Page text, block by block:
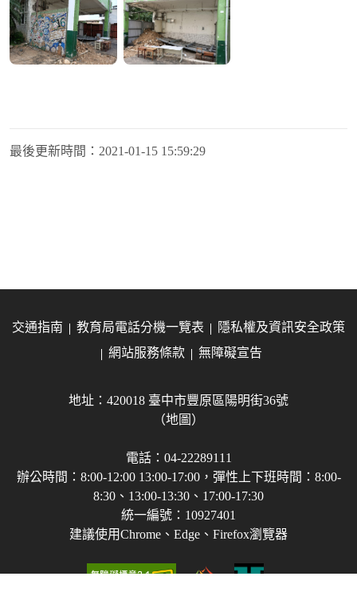
最後更新時間： 2021-01-15 15:59:29
交通指南 教育局電話分機一覽表
隱私權及資訊安全政策
網站服務條款
無障礙宣告
地址：420018 臺中市豐原區陽明街36號
（地圖）
電話：04-22289111
辦公時間：8:00-12:00 13:00-17:00，彈性上下班時間：8:00-
8:30、13:00-13:30、17:00-17:30
統一編號：10927401
建議使用Chrome、Edge、Firefox瀏覽器